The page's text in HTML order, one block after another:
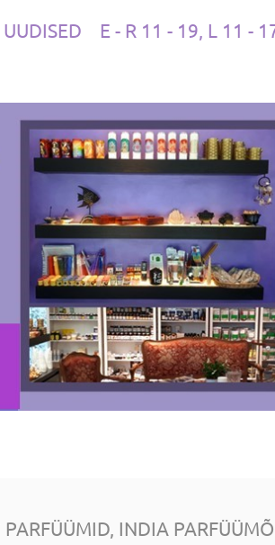
UUDISED E - R 11 - 19, L 11 -
PARFÜÜMID, INDIA